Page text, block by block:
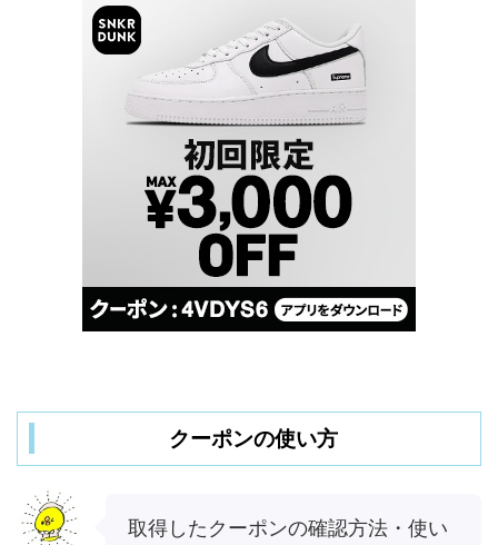
クーポンの使い方
取得したクーポンの確認方法・使い